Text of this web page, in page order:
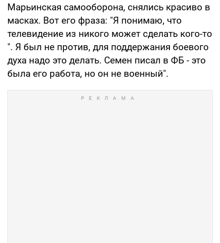
Марьинская самооборона, снялись красиво в
масках. Вот его фраза: "Я понимаю, что
телевидение из никого может сделать кого-то
". Я был не против, для поддержания боевого
духа надо это делать. Семен писал в ФБ - это
была его работа, но он не военный".